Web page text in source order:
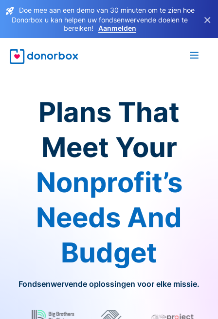
Doe mee aan een demo van 30 minuten om te zien hoe
Donorbox u kan helpen uw fondsenwervende doelen te
bereiken!
Aanmelden
×
Plans That
Meet Your
Nonprofit’s
Needs And
Budget
Fondsenwervende oplossingen voor elke missie.